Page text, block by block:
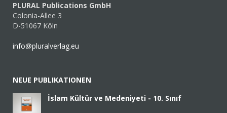
PLURAL Publications GmbH
Colonia-Allee 3
D-51067 Köln
info@pluralverlag.eu
NEUE PUBLIKATIONEN
İslam Kültür ve Medeniyeti - 10. Sınıf